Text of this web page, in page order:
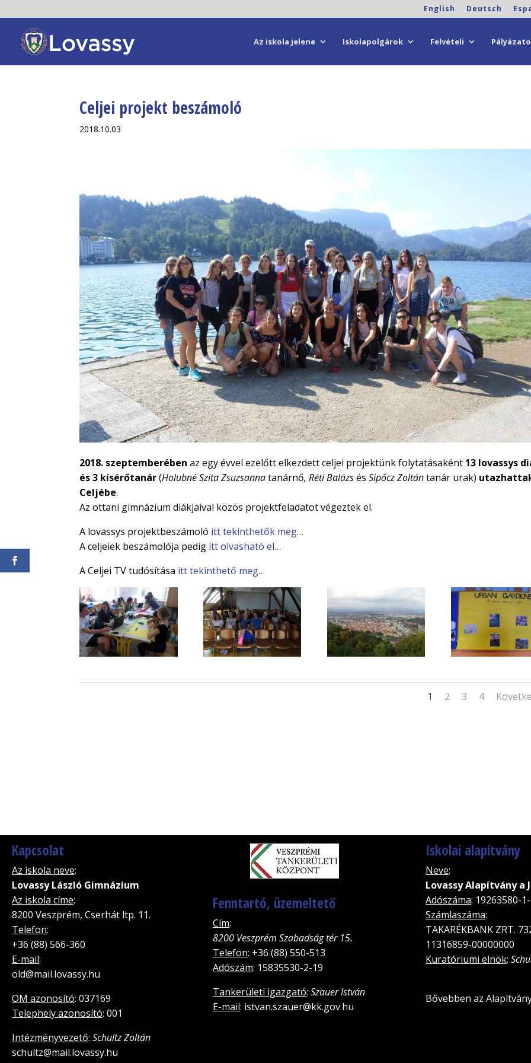
English Deutsch
Az iskola jelene Iskolapolgárok Felvételi
Celjei projekt beszámoló
2018.10.03
2018. szeptemberében az egy évvel ezelőtt elkezdett celjei projektünk folytatásaként 13 lovassys
és 3 kísérőtanár(Holubné Szita Zsuzsanna tanárnő, Réti Balázs és Sipőcz Zoltán tanár urak)
Celjébe.
Az ottani gimnázium diákjaival közös projektfeladatot végeztek el.
A lovassys projektbeszámoló itt tekinthetők meg…
A celjeiek beszámolója pedig itt olvasható el…
A Celjei TV tudósítása itt tekinthető meg…
1 2 3 4
Kapcsolat
Az iskola neve:
Lovassy László Gimnázium
Az iskola címe:
8200 Veszprém, Cserhát ltp. 11.
Telefon:
+36 (88) 566-360
E-mail:
old@mail.lovassy.hu
OM azonosító: 037169
Telephely azonosító: 001
Intézményvezető: Schultz Zoltán
schultz@mail.lovassy.hu
Fenntartó, üzemeltető
Cím:
8200 Veszprém Szabadság tér 15.
Telefon: +36 (88) 550-513
Adószám: 15835530-2-19
Tankerületi igazgató:Szauer István
E-mail: istvan.szauer@kk.gov.hu
Iskolai alapítvány
Neve:
Lovassy Alapítvány a
Adószáma: 19263580-
Számlaszáma:
TAKARÉKBANK ZRT.
11316859-00000000
Kuratóriumi elnök:
Bővebben az